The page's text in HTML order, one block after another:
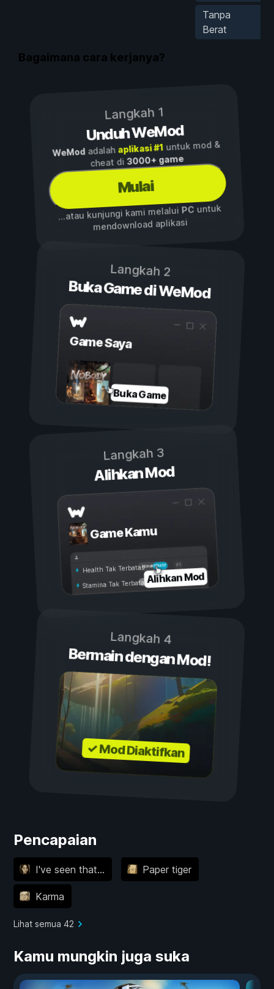
Tanpa
Berat
Bagaimana cara kerjanya?
Langkah 1
Unduh WeMod
WeModadalah aplikasi #1untuk mod &
cheat di3000+ game
Mulai
...atau kunjungi kami melalui PCuntuk
mendownload aplikasi
Langkah 2
Buka Game di WeMod
Game Saya
Buka Game
Langkah 3
Alihkan Mod
Game Kamu
Aktif
Nonaktif
Health Tak Terbatas
Stamina Tak TerbatasAlihkan Mod
Langkah 4
Bermain dengan Mod!
✓ Mod Diaktifkan
Pencapaian
I've seen that... Paper tiger
Karma
Lihat semua 42
Kamu mungkin juga suka